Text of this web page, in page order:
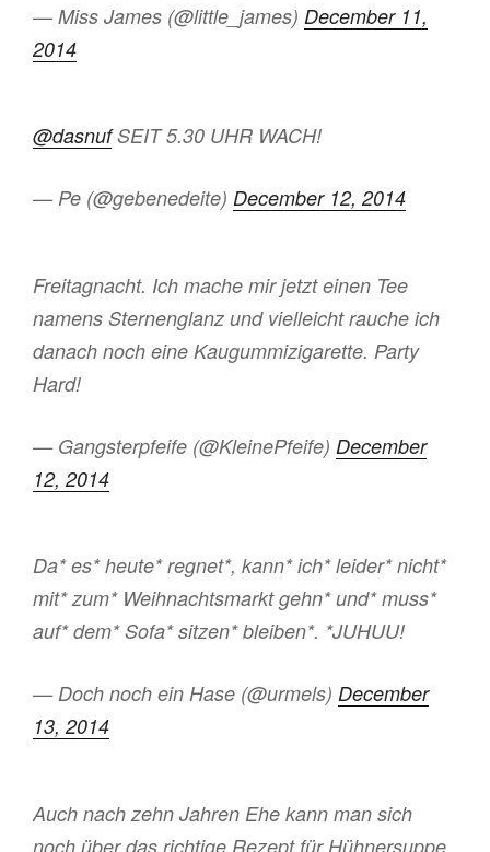
— Miss James (@little_james) December 11,
2014
@dasnufSEIT 5.30 UHR WACH!
— Pe (@gebenedeite) December 12, 2014
Freitagnacht. Ich mache mir jetzt einen Tee
namens Sternenglanz und vielleicht rauche ich
danach noch eine Kaugummizigarette. Party
Hard!
— Gangsterpfeife (@KleinePfeife) December
12, 2014
Da* es* heute* regnet*, kann* ich* leider* nicht*
mit* zum* Weihnachtsmarkt gehn* und* muss*
auf* dem* Sofa* sitzen* bleiben*. *JUHUU!
— Doch noch ein Hase (@urmels) December
13, 2014
Auch nach zehn Jahren Ehe kann man sich
noch über das richtige Rezept für Hühnersuppe